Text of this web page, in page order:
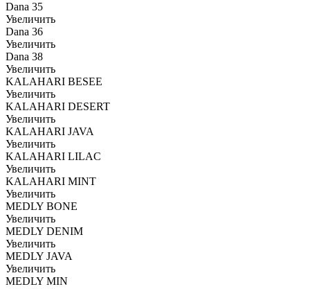
Dana 35
Увеличить
Dana 36
Увеличить
Dana 38
Увеличить
KALAHARI BESEE
Увеличить
KALAHARI DESERT
Увеличить
KALAHARI JAVA
Увеличить
KALAHARI LILAC
Увеличить
KALAHARI MINT
Увеличить
MEDLY BONE
Увеличить
MEDLY DENIM
Увеличить
MEDLY JAVA
Увеличить
MEDLY MIN